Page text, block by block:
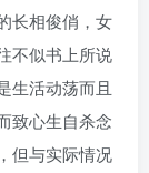
长相俊俏，女
不似书上所说
生活动荡而且
致心生自杀念
但与实际情况